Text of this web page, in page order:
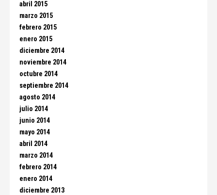
abril 2015
marzo 2015
febrero 2015
enero 2015
diciembre 2014
noviembre 2014
octubre 2014
septiembre 2014
agosto 2014
julio 2014
junio 2014
mayo 2014
abril 2014
marzo 2014
febrero 2014
enero 2014
diciembre 2013